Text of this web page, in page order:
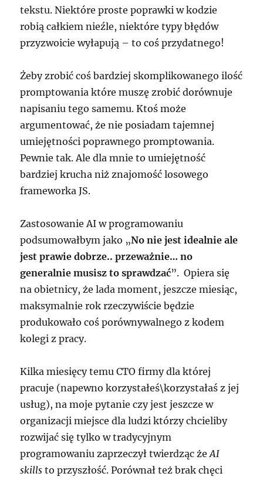
tekstu. Niektóre proste poprawki w kodzie
robią całkiem nieźle, niektóre typy błędów
przyzwoicie wyłapują – to coś przydatnego!
Żeby zrobić coś bardziej skomplikowanego ilość
promptowania które muszę zrobić dorównuje
napisaniu tego samemu. Ktoś może
argumentować, że nie posiadam tajemnej
umiejętności poprawnego promptowania.
Pewnie tak. Ale dla mnie to umiejętność
bardziej krucha niż znajomość losowego
frameworka JS.
Zastosowanie AI w programowaniu
podsumowałbym jako „No nie jest idealnie ale
jest prawie dobrze.. przeważnie… no
generalnie musisz to sprawdzać”. Opiera się
na obietnicy, że lada moment, jeszcze miesiąc,
maksymalnie rok rzeczywiście będzie
produkowało coś porównywalnego z kodem
kolegi z pracy.
Kilka miesięcy temu CTO firmy dla której
pracuje (napewno korzystałeś\korzystałaś z jej
usług), na moje pytanie czy jest jeszcze w
organizacji miejsce dla ludzi którzy chcieliby
rozwijać się tylko w tradycyjnym
programowaniu zaprzeczył twierdząc żeAI
skillsto przyszłość. Porównał też brak chęci